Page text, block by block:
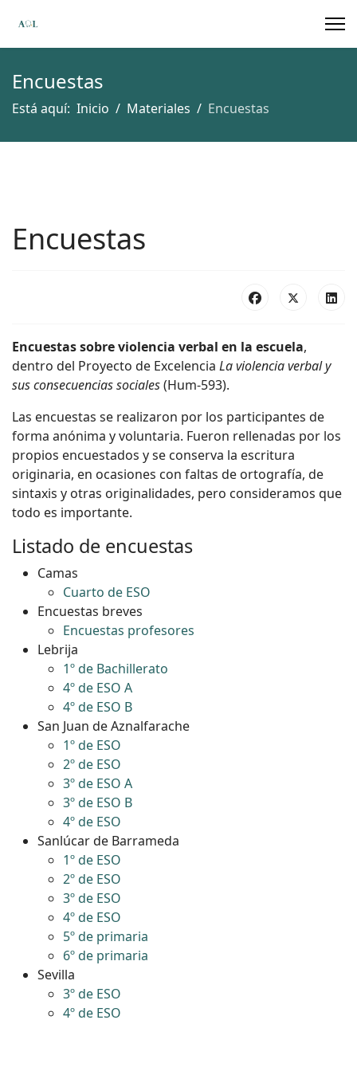
Encuestas
Está aquí: Inicio Materiales Encuestas
Encuestas
Encuestas sobre violencia verbal en la escuela,
dentro del Proyecto de Excelencia La violencia verbal y
sus consecuencias sociales(Hum-593).
Las encuestas se realizaron por los participantes de
forma anónima y voluntaria. Fueron rellenadas por los
propios encuestados y se conserva la escritura
originaria, en ocasiones con faltas de ortografía, de
sintaxis y otras originalidades, pero consideramos que
todo es importante.
Listado de encuestas
Camas
Cuarto de ESO
Encuestas breves
Encuestas profesores
Lebrija
1º de Bachillerato
4º de ESO A
4º de ESO B
San Juan de Aznalfarache
1º de ESO
2º de ESO
3º de ESO A
3º de ESO B
4º de ESO
Sanlúcar de Barrameda
1º de ESO
2º de ESO
3º de ESO
4º de ESO
5º de primaria
6º de primaria
Sevilla
3º de ESO
4º de ESO